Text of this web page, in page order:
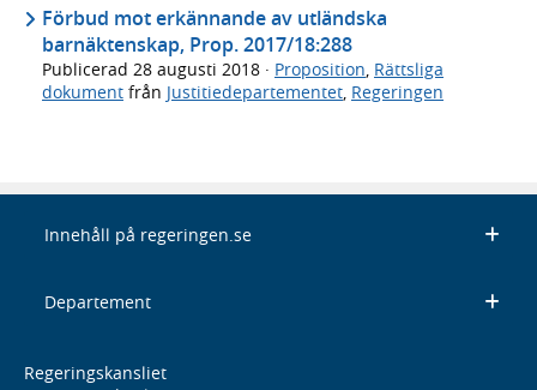
Förbud mot erkännande av utländska
barnäktenskap, Prop. 2017/18:288
Publicerad 28 augusti 2018 · Proposition, Rättsliga
dokument från Justitiedepartementet, Regeringen
Innehåll på regeringen.se
Departement
Regeringskansliet